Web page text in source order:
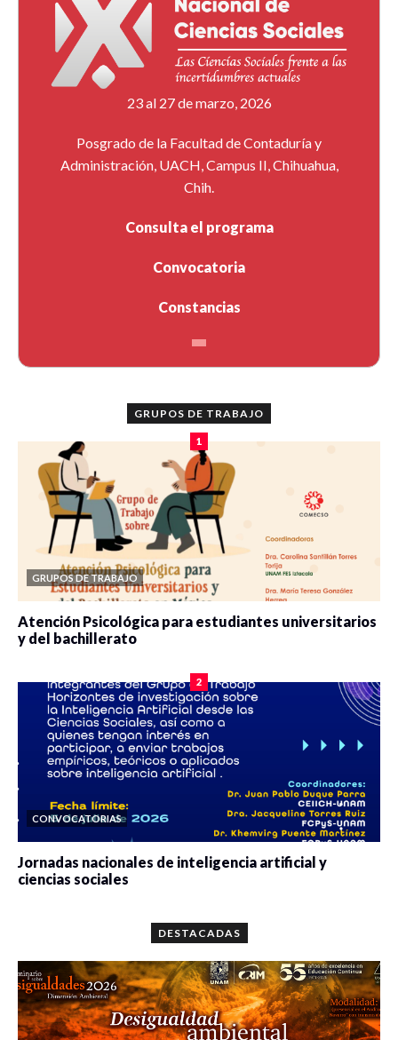
23 al 27 de marzo, 2026
Posgrado de la Facultad de Contaduría y
Administración, UACH, Campus II, Chihuahua,
Chih.
Consulta el programa
Convocatoria
Constancias
GRUPOS DE TRABAJO
1
GRUPOS DE TRABAJO
Atención Psicológica para estudiantes universitarios
y del bachillerato
2
CONVOCATORIAS
Jornadas nacionales de inteligencia artificial y
ciencias sociales
DESTACADAS